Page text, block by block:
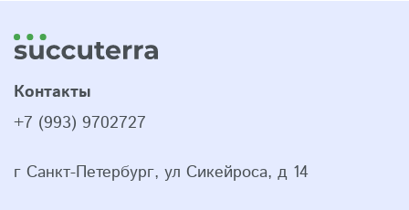
Контакты
+7 (993) 9702727
г Санкт-Петербург, ул Сикейроса, д 14